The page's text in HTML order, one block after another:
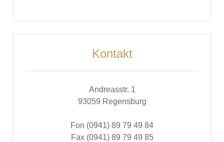
Kontakt
Andreasstr. 1
93059 Regensburg
Fon (0941) 89 79 49 84
Fax (0941) 89 79 49 85